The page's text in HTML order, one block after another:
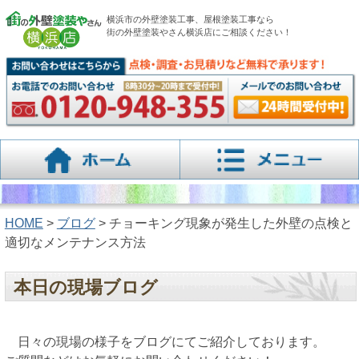
横浜市の外壁塗装工事、屋根塗装工事なら
街の外壁塗装やさん横浜店にご相談ください！
HOME > ブログ> チョーキング現象が発生した外壁の点検と
適切なメンテナンス方法
本日の現場ブログ
日々の現場の様子をブログにてご紹介しております。